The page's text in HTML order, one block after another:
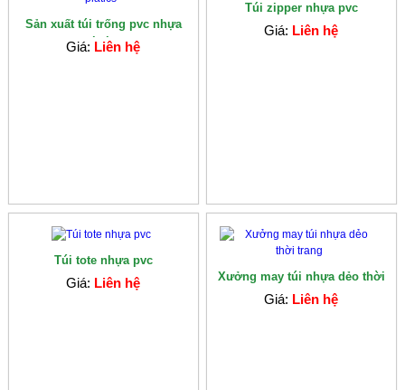
Sản xuất túi trống pvc nhựa
platics
Giá: Liên hệ
Túi zipper nhựa pvc
Giá: Liên hệ
Túi tote nhựa pvc
Giá: Liên hệ
Xưởng may túi nhựa dẻo thời
trang
Giá: Liên hệ